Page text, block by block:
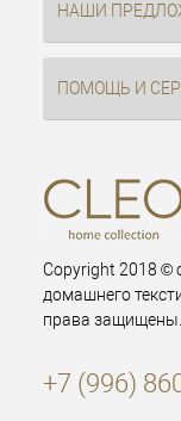
НАШИ
ПОМОЩЬ И
Copyright 2018 ©
домашнего
права защищены.
+7 (996)